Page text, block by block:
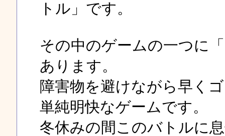
トル」です。
その中のゲームの一つに
あります。
障害物を避けながら早く
単純明快なゲームです。
冬休みの間このバトルに